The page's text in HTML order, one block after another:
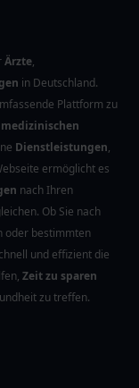
Ärzte,
in Deutschland.
Plattform zu
medizinischen
Dienstleistungen,
ermöglicht es
nach Ihren
Ob Sie nach
oder bestimmten
und effizient die
Zeit zu sparen
zu treffen.